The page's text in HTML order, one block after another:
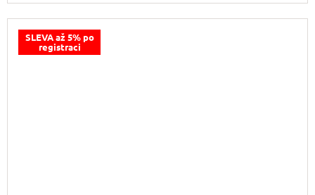
SLEVA až 5% po
registraci